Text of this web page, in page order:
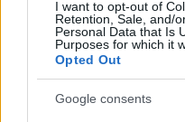
I want to opt-out of
Retention, Sale, and/
Personal Data that Is
Purposes for which it
Opted Out
Google consents
Izklop elektrike: 424.
Nadzorništvo Vuzenica -
Območje Orlice